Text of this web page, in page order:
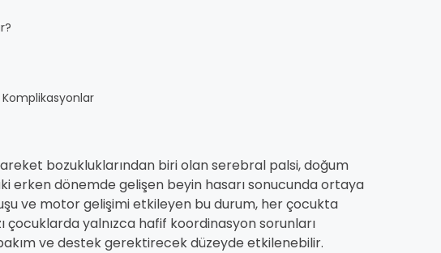
Komplikasyonlar
bozukluklarından biri olan serebral palsi, doğum
erken dönemde gelişen beyin hasarı sonucunda ortaya
ve motor gelişimi etkileyen bu durum, her çocukta
çocuklarda yalnızca hafif koordinasyon sorunları
ve destek gerektirecek düzeyde etkilenebilir.